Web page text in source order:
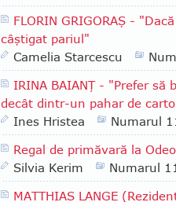
FLORIN GRIGORAŞ -
câştigat pariul"
Camelia Starcescu
IRINA BAIANŢ - "Prefer
decât dintr-un pahar de
Ines Hristea
Numarul
Regal de primăvară la
Silvia Kerim
Numarul
MATTHIAS LANGE